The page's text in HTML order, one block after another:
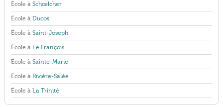
École à Schœlcher
École à Ducos
École à Saint-Joseph
École à Le François
École à Sainte-Marie
École à Rivière-Salée
École à La Trinité